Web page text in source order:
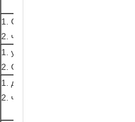
1. Отсутствие отделенных
2. частота Тол.<>
1. установленный на ПКБ
2. Отсутствие визуального
1. директивная спецификация
2. частота Тол.<>